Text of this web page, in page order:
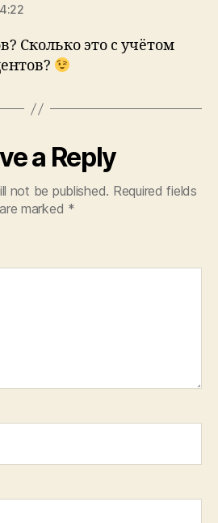
Сколько это с учётом
a Reply
not be published. Required fields
are marked *